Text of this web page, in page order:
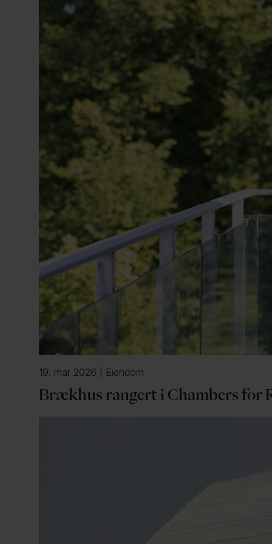
19. mar 2026 | Eiendom
Brækhus rangert i Chambers for